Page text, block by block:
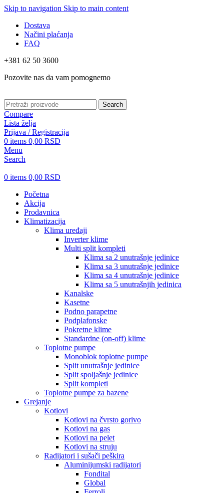
Skip to navigation Skip to main content
Dostava
Načini plaćanja
FAQ
+381 62 50 3600
Pozovite nas da vam pomognemo
Search
Compare
Lista želja
Prijava / Registracija
0 items 0,00 RSD
Menu
Search
0 items 0,00 RSD
Početna
Akcija
Prodavnica
Klimatizacija
Klima uređaji
Inverter klime
Multi split kompleti
Klima sa 2 unutrašnje jedinice
Klima sa 3 unutrašnje jedinice
Klima sa 4 unutrašnje jedinice
Klima sa 5 unutrašnjih jedinica
Kanalske
Kasetne
Podno parapetne
Podplafonske
Pokretne klime
Standardne (on-off) klime
Toplotne pumpe
Monoblok toplotne pumpe
Split unutrašnje jedinice
Split spoljašnje jedinice
Split kompleti
Toplotne pumpe za bazene
Grejanje
Kotlovi
Kotlovi na čvrsto gorivo
Kotlovi na gas
Kotlovi na pelet
Kotlovi na struju
Radijatori i sušači peškira
Aluminijumski radijatori
Fondital
Global